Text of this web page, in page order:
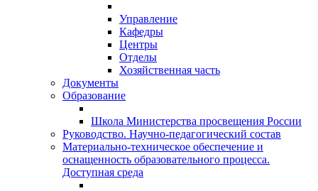
Управление
Кафедры
Центры
Отделы
Хозяйственная часть
Документы
Образование
Школа Министерства просвещения России
Руководство. Научно-педагогический состав
Материально-техническое обеспечение и
оснащенность образовательного процесса.
Доступная среда